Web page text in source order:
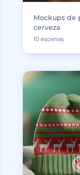
Mockups de
cerveza
10 escenas